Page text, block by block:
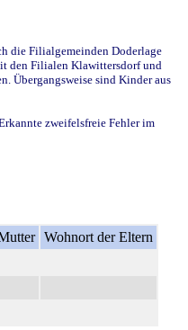
die Filialgemeinden Doderlage
den Filialen Klawittersdorf und
Übergangsweise sind Kinder aus
zweifelsfreie Fehler im
Wohnort der Eltern